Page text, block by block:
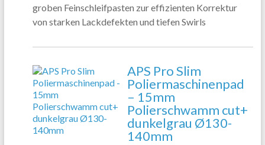
groben Feinschleifpasten zur effizienten Korrektur
von starken Lackdefekten und tiefen Swirls
APS Pro Slim
Poliermaschinenpad
– 15mm
Polierschwamm cut+
dunkelgrau Ø130-
140mm